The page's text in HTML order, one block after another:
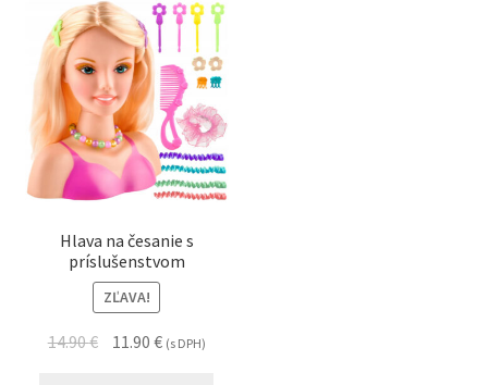
Hlava na česanie s
príslušenstvom
ZĽAVA!
14.90€ 11.90 € (s DPH)